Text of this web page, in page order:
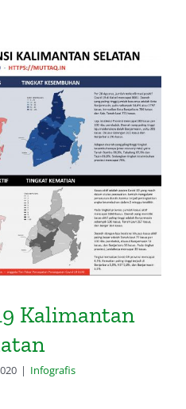
Selatan
Kalimantan
| Infografis